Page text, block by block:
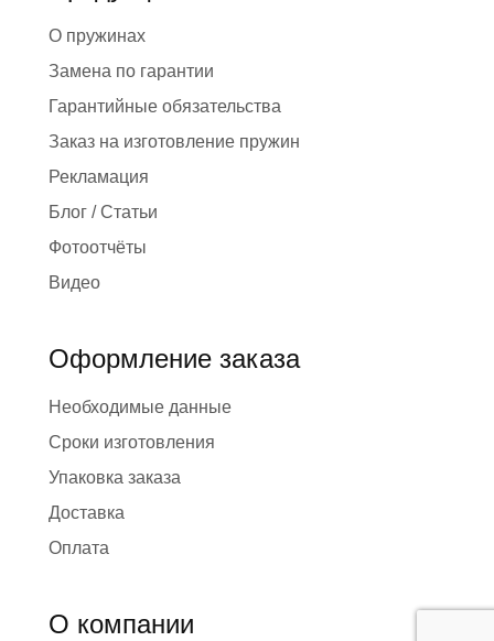
О пружинах
Замена по гарантии
Гарантийные обязательства
Заказ на изготовление пружин
Рекламация
Блог / Статьи
Фотоотчёты
Видео
Оформление заказа
Необходимые данные
Сроки изготовления
Упаковка заказа
Доставка
Оплата
О компании